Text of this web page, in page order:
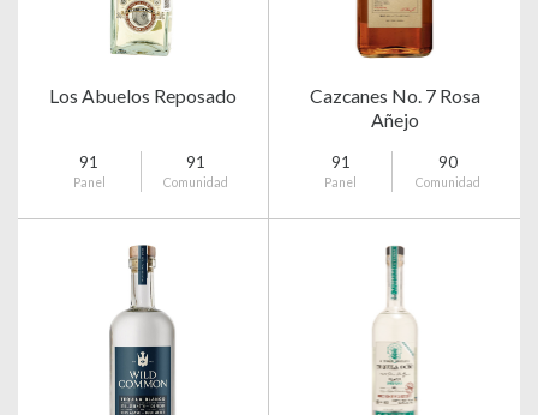
Los Abuelos Reposado
91
Panel
91
Comunidad
Cazcanes No. 7 Rosa
Añejo
91
Panel
90
Comunidad